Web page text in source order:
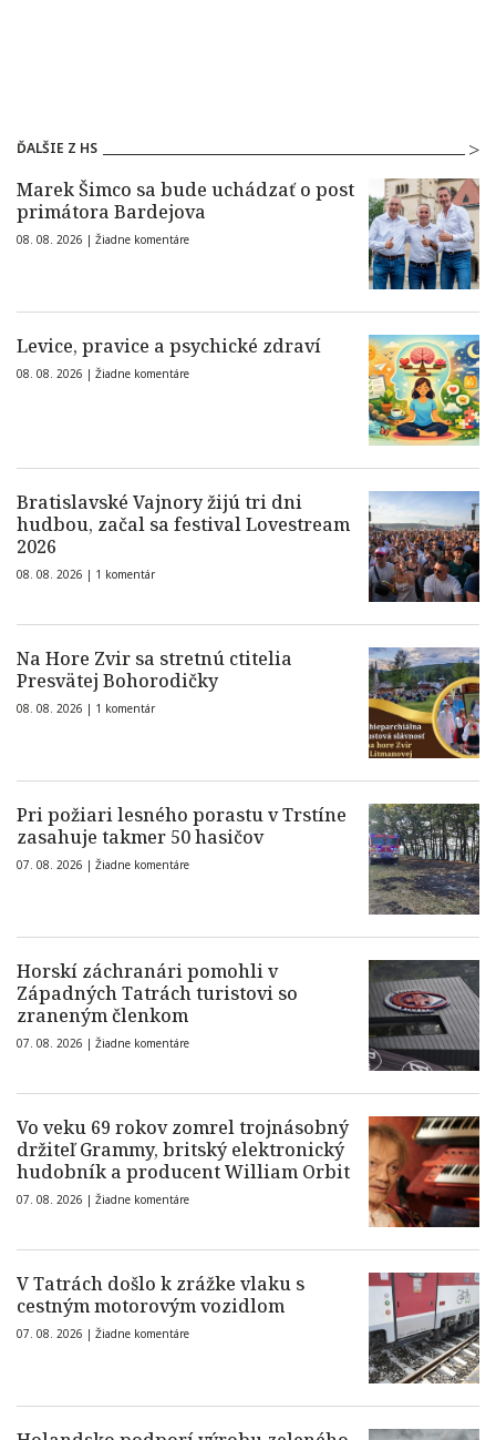
ĎALŠIE Z HS
Marek Šimco sa bude uchádzať o post
primátora Bardejova
08. 08. 2026 | Žiadne komentáre
Levice, pravice a psychické zdraví
08. 08. 2026 | Žiadne komentáre
Bratislavské Vajnory žijú tri dni
hudbou, začal sa festival Lovestream
2026
08. 08. 2026 | 1 komentár
Na Hore Zvir sa stretnú ctitelia
Presvätej Bohorodičky
08. 08. 2026 | 1 komentár
Pri požiari lesného porastu v Trstíne
zasahuje takmer 50 hasičov
07. 08. 2026 | Žiadne komentáre
Horskí záchranári pomohli v
Západných Tatrách turistovi so
zraneným členkom
07. 08. 2026 | Žiadne komentáre
Vo veku 69 rokov zomrel trojnásobný
držiteľ Grammy, britský elektronický
hudobník a producent William Orbit
07. 08. 2026 | Žiadne komentáre
V Tatrách došlo k zrážke vlaku s
cestným motorovým vozidlom
07. 08. 2026 | Žiadne komentáre